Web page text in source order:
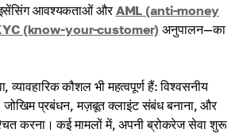
आवश्यकताओं औरAML (anti-money
(know-your-customer) अनुपालन—का
व्यावहारिक कौशल भी महत्वपूर्ण हैं: विश्वसनीय
जोखिम प्रबंधन, मज़बूत क्लाइंट संबंध बनाना, और
करना। कई मामलों में, अपनी ब्रोकरेज सेवा शुरू